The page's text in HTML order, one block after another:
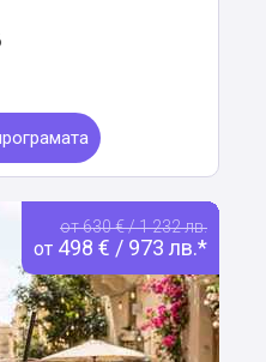
от 630 € / 1 232 лв.
от 498 € / 973 лв.*